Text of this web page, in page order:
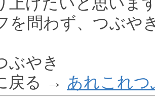
を問わず、つぶや
やき
戻る → あれこれ